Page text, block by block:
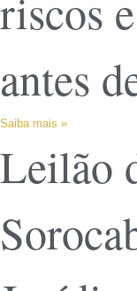
antes
Saiba mais »
Leilão